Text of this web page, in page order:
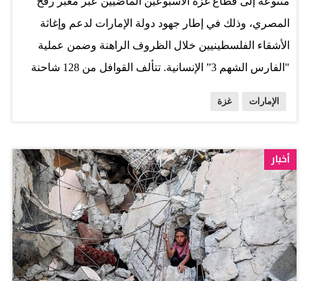
والنزاعات، والأزمات الإنسانية، وتستَمِرُّ فيه تهديدات سيادة
الدول، ومخاوف الانتشار النووي، فضلاً عن الأُطروحات
المتطرفة التي تستهدف تهديد…
المصري، وذلك في إطار جهود دولة الإمارات لدعم وإغاثة
الأشقاء الفلسطينيين خلال الظروف الراهنة وضمن عملية
"الفارس الشهم 3” الإنسانية. تتألف القوافل من 128 شاحنة
منذ فتح المعابر أكثر من 12,000 طن من المساعدات
المتنوعة. ويشرف فريق المساعدات الإنسانية الإماراتية
المتواجد في مدينة العريش بمصر على تحميل المساعدات
بشكل دقيق، ومتابعة عمليات إيصالها عبر معبر رفح، وضمان
وصولها إلى المستفيدين في قطاع غزة. وتضاعف دولة
الإمارات جهودها منذ فتح المعابر في السابع والعشرين من
الإمارات غزة
أخبار